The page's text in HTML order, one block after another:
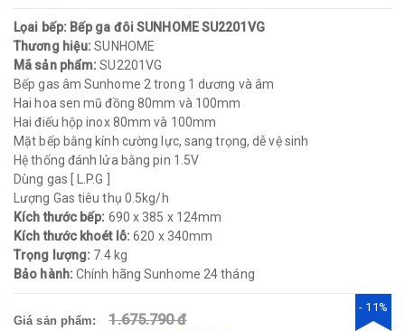
Lọai bếp: Bếp ga đôi SUNHOME SU2201VG
Thương hiệu: SUNHOME
Mã sản phẩm:SU2201VG
Bếp gas âm Sunhome 2 trong 1 dương và âm
Hai hoa sen mũ đồng 80mm và 100mm
Hai điếu hộp inox 80mm và 100mm
Mặt bếp bằng kính cường lực, sang trọng, dễ vệ sinh
Hệ thống đánh lửa bằng pin 1.5V
Dùng gas [ L.P.G ]
Lượng Gas tiêu thụ 0.5kg/h
Kích thước bếp: 690 x 385 x 124mm
Kích thước khoét lỗ: 620 x 340mm
Trọng lượng: 7.4 kg​
Bảo hành: Chính hãng Sunhome 24 tháng​
Giá sản phẩm: 1.675.790 đ
- 11%